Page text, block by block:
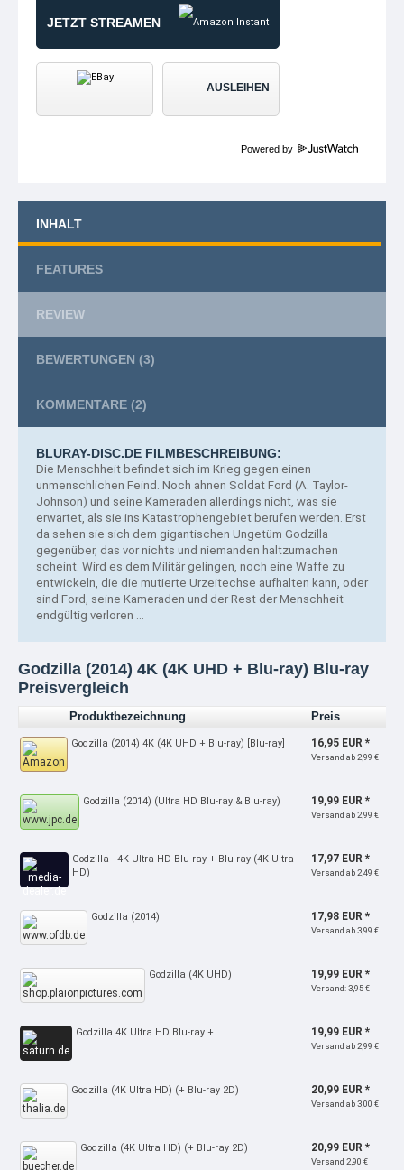
JETZT STREAMEN
AUSLEIHEN
Powered by
INHALT
FEATURES
REVIEW
BEWERTUNGEN (3)
KOMMENTARE (2)
BLURAY-DISC.DE FILMBESCHREIBUNG:
Die Menschheit befindet sich im Krieg gegen einen
unmenschlichen Feind. Noch ahnen Soldat Ford (A. Taylor-
Johnson) und seine Kameraden allerdings nicht, was sie
erwartet, als sie ins Katastrophengebiet berufen werden. Erst
da sehen sie sich dem gigantischen Ungetüm Godzilla
gegenüber, das vor nichts und niemanden haltzumachen
scheint. Wird es dem Militär gelingen, noch eine Waffe zu
entwickeln, die die mutierte Urzeitechse aufhalten kann, oder
sind Ford, seine Kameraden und der Rest der Menschheit
endgültig verloren ...
Godzilla (2014) 4K (4K UHD + Blu-ray) Blu-ray
Preisvergleich
Produktbezeichnung Preis
Godzilla (2014) 4K (4K UHD + Blu-ray) [Blu-ray] 16,95 EUR *
Versand ab 2,99 €
Godzilla (2014) (Ultra HD Blu-ray & Blu-ray) 19,99 EUR *
Versand ab 2,99 €
Godzilla - 4K Ultra HD Blu-ray + Blu-ray (4K Ultra
HD)
17,97 EUR *
Versand ab 2,49 €
Godzilla (2014) 17,98 EUR *
Versand ab 3,99 €
Godzilla (4K UHD) 19,99 EUR *
Versand: 3,95 €
Godzilla 4K Ultra HD Blu-ray + 19,99 EUR *
Versand ab 2,99 €
Godzilla (4K Ultra HD) (+ Blu-ray 2D) 20,99 EUR *
Versand ab 3,00 €
Godzilla (4K Ultra HD) (+ Blu-ray 2D) 20,99 EUR *
Versand 2,90 €